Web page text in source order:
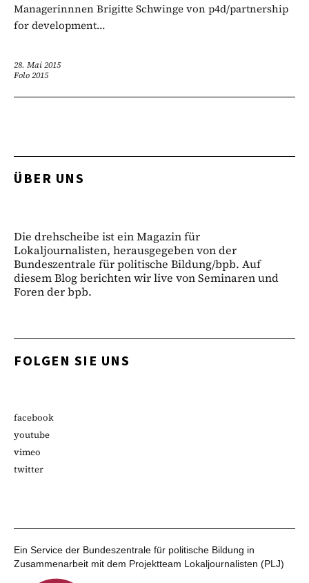
Managerinnnen Brigitte Schwinge von p4d/partnership
for development...
28. Mai 2015
Folo 2015
ÜBER UNS
Die drehscheibe ist ein Magazin für
Lokaljournalisten, herausgegeben von der
Bundeszentrale für politische Bildung/bpb. Auf
diesem Blog berichten wir live von Seminaren und
Foren der bpb.
FOLGEN SIE UNS
facebook
youtube
vimeo
twitter
Ein Service der Bundeszentrale für politische Bildung in
Zusammenarbeit mit dem Projektteam Lokaljournalisten (PLJ)